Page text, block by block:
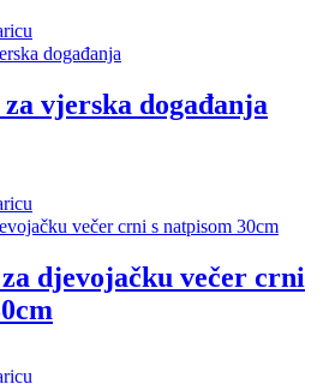
vjerska događanja
djevojačku večer crni